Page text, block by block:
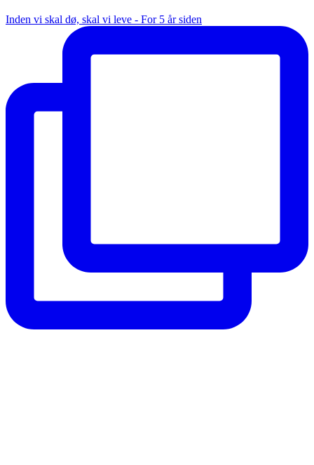
Inden vi skal dø, skal vi leve - For 5 år siden